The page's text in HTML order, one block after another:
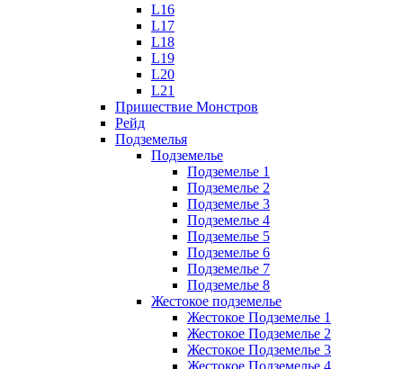
L16
L17
L18
L19
L20
L21
Пришествие Монстров
Рейд
Подземелья
Подземелье
Подземелье 1
Подземелье 2
Подземелье 3
Подземелье 4
Подземелье 5
Подземелье 6
Подземелье 7
Подземелье 8
Жестокое подземелье
Жестокое Подземелье 1
Жестокое Подземелье 2
Жестокое Подземелье 3